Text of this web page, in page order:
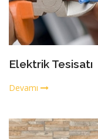
Elektrik Tesisatı
Devamı